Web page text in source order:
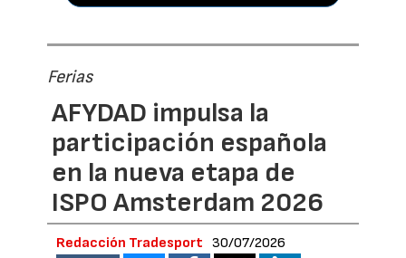
Ferias
AFYDAD impulsa la
participación española
en la nueva etapa de
ISPO Amsterdam 2026
Redacción Tradesport 30/07/2026